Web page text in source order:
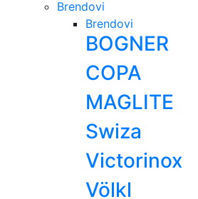
Brendovi
Brendovi
BOGNER
COPA
MAGLITE
Swiza
Victorinox
Völkl